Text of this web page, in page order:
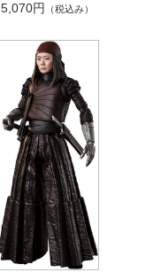
5,070円
（税込み）